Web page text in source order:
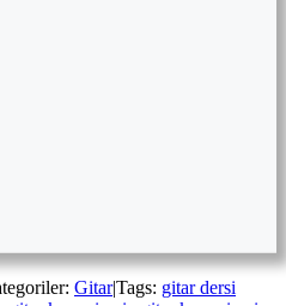
Gitar|Tags: gitar dersi